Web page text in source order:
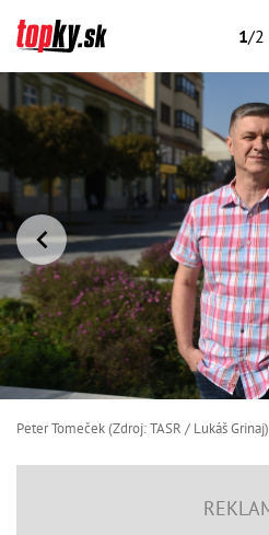
1/2
Peter Tomeček (Zdroj: TASR / Lukáš Grinaj)